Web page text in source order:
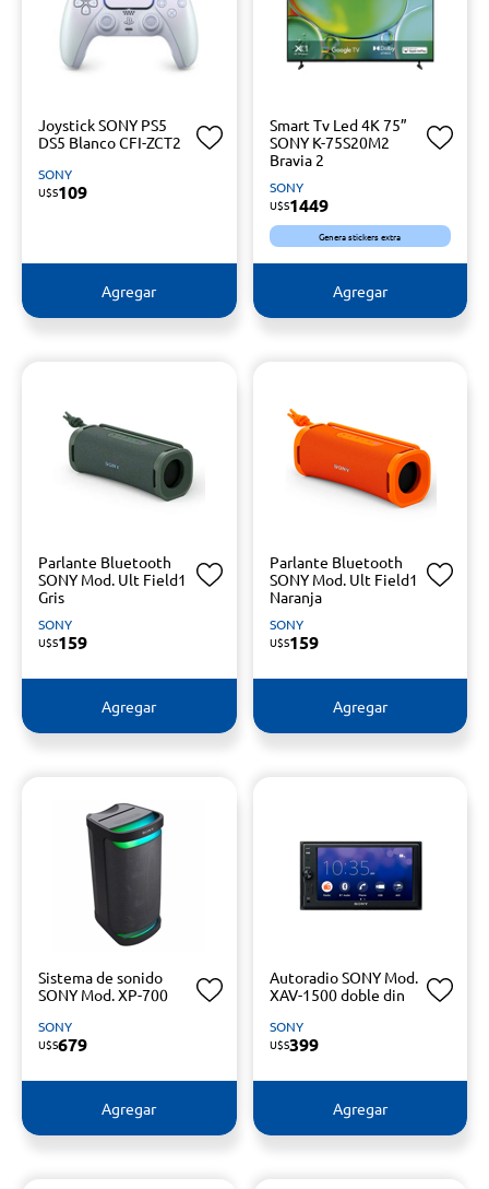
Joystick SONY PS5
DS5 Blanco CFI-ZCT2
SONY
U$S109
Agregar
Smart Tv Led 4K 75”
SONY K-75S20M2
Bravia 2
SONY
U$S1449
Genera stickers extra
Agregar
Parlante Bluetooth
SONY Mod. Ult Field1
Gris
SONY
U$S159
Agregar
Parlante Bluetooth
SONY Mod. Ult Field1
Naranja
SONY
U$S159
Agregar
Sistema de sonido
SONY Mod. XP-700
SONY
U$S679
Agregar
Autoradio SONY Mod.
XAV-1500 doble din
SONY
U$S399
Agregar